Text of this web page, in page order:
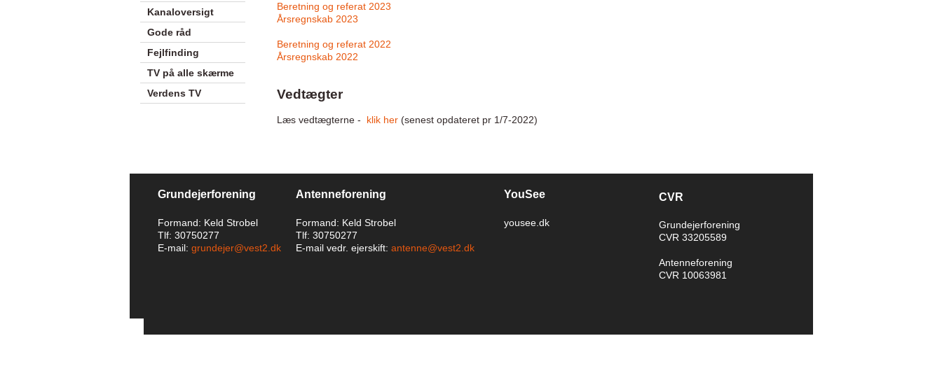
Kanaloversigt
Gode råd
Fejlfinding
TV på alle skærme
Verdens TV
Beretning og referat 2023
Årsregnskab 2023
Beretning og referat 2022
Årsregnskab 2022
Vedtægter
Læs vedtægterne - klik her(senest opdateret pr 1/7-2022)
CVR
Grundejerforening
CVR 33205589
Antenneforening
CVR 10063981
Grundejerforening
Formand: Keld Strobel
Tlf: 30750277
E-mail: grundejer@vest2.dk
Antenneforening
Formand: Keld Strobel
Tlf: 30750277
E-mail vedr. ejerskift: antenne@vest2.dk
YouSee
yousee.dk